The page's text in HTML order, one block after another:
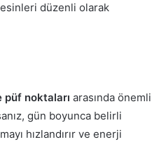
düzenli olarak
noktaları arasında önemli
gün boyunca belirli
hızlandırır ve enerji